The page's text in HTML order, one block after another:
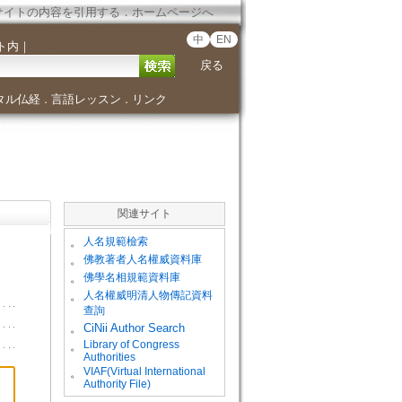
イトの内容を引用する．ホームページへ
内 ｜ 中 EN
戻る
ル仏経． 言語レッスン ． リンク
関連サイト
。 人名規範檢索
。 佛教著者人名權威資料庫
。 佛學名相規範資料庫
。
人名權威明清人物傳記資料
查詢
。
CiNii Author Search
。
Library of Congress
Authorities
。
VIAF(Virtual International
Authority File)